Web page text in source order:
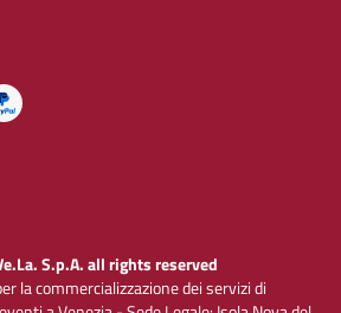
S.p.A. all rights reserved
la commercializzazione dei servizi di